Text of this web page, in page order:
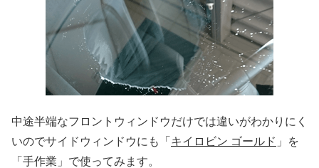
中途半端なフロントウィンドウだけでは違いがわかりにく
いのでサイドウィンドウにも「 キイロビン ゴールド 」を
「手作業」で使ってみます。